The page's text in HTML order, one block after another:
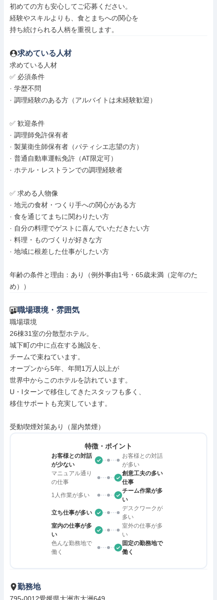
初めての方も安心してご応募ください。
経験やスキルよりも、食とまちへの関心を
持ち続けられる人柄を重視します。
求めている人材
求めている人材
✅ 必須条件
· 学歴不問
· 調理経験のある方（アルバイトは未経験歓迎）
✅ 歓迎条件
· 調理師免許保有者
· 製菓衛生師保有者（パティシエ志望の方）
· 普通自動車運転免許（AT限定可）
· ホテル・レストランでの調理経験者
✅ 求める人物像
· 地元の食材・つくり手への関心がある方
· 食を通じてまちに関わりたい方
· 自分の料理でゲストに喜んでいただきたい方
· 料理・ものづくりが好きな方
· 地域に根差した仕事がしたい方
年齢の条件と理由：あり（例外事由1号・65歳未満（定年のた
め））
職場環境・雰囲気
職場環境
26棟31室の分散型ホテル。
城下町の中に点在する施設を、
チームで束ねています。
オープンから5年、年間1万人以上が
世界中からこのホテルを訪れています。
U・Iターンで移住してきたスタッフも多く、
移住サポートも充実しています。
受動喫煙対策あり（屋内禁煙）
特徴・ポイント
お客様との対話
が少ない
お客様との対話
が多い
マニュアル通り
の仕事
創意工夫の多い
仕事
1人作業が多い
チーム作業が多
い
立ち仕事が多い
デスクワークが
多い
室内の仕事が多
い
室外の仕事が多
い
色んな勤務地で
働く
固定の勤務地で
働く
勤務地